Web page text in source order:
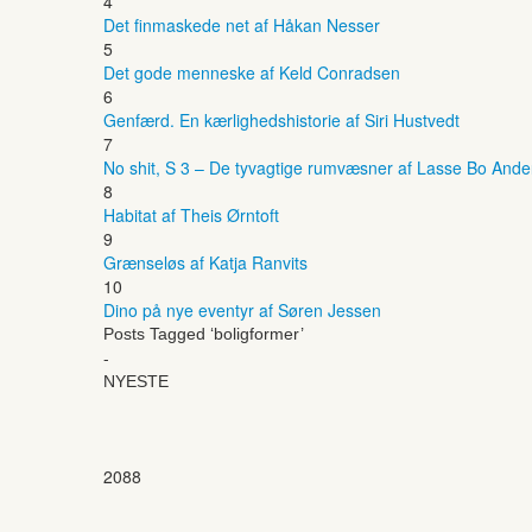
Det finmaskede net af Håkan Nesser
5
Det gode menneske af Keld Conradsen
6
Genfærd. En kærlighedshistorie af Siri Hustvedt
7
No shit, S 3 – De tyvagtige rumvæsner af Lasse Bo
8
Habitat af Theis Ørntoft
9
Grænseløs af Katja Ranvits
10
Dino på nye eventyr af Søren Jessen
Posts Tagged ‘boligformer’
-
NYESTE
2088